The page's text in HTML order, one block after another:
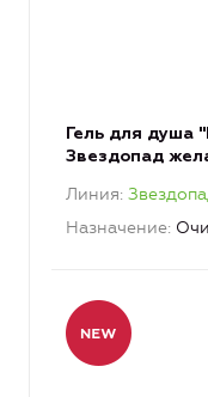
Гель для душа
Звездопад
Линия
Назначение